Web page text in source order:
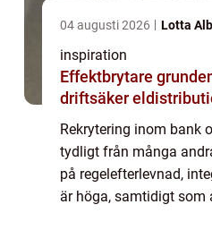
04 augusti 2026 Lotta
inspiration
Effektbrytare grunden för säker och
driftsäker
Rekrytering inom bank
tydligt från många
på regelefterlevnad,
är höga, samtidigt